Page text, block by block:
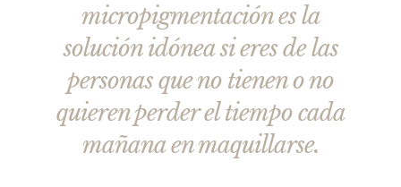
micropigmentación es la
solución idónea si eres de las
personas que no tienen o no
quieren perder el tiempo cada
mañana en maquillarse.